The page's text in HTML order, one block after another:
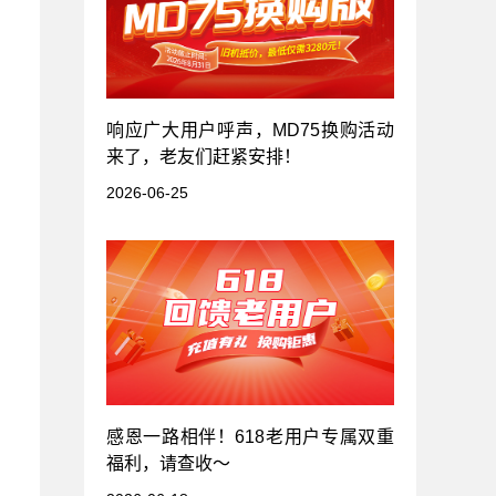
响应广大用户呼声，MD75换购活动
来了，老友们赶紧安排！
2026-06-25
感恩一路相伴！618老用户专属双重
福利，请查收～